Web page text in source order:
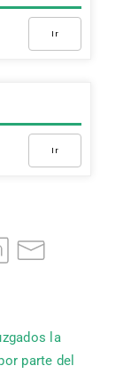
Ir
Ir
la
parte del